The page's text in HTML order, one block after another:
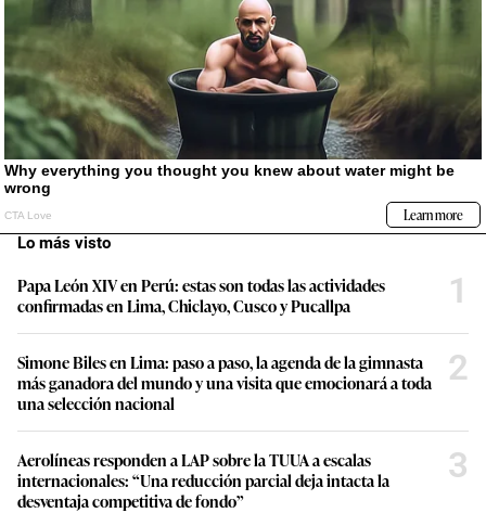
Lo más visto
Papa León XIV en Perú: estas son todas las actividades
confirmadas en Lima, Chiclayo, Cusco y Pucallpa
1
Simone Biles en Lima: paso a paso, la agenda de la gimnasta
más ganadora del mundo y una visita que emocionará a toda
una selección nacional
2
Aerolíneas responden a LAP sobre la TUUA a escalas
internacionales: “Una reducción parcial deja intacta la
desventaja competitiva de fondo”
3